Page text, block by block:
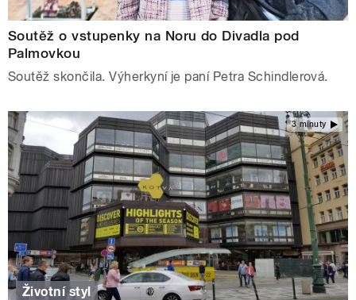
Soutěž o vstupenky na Noru do Divadla pod
Palmovkou
Soutěž skončila. Výherkyní je paní Petra Schindlerová.
3 minuty
Životní styl